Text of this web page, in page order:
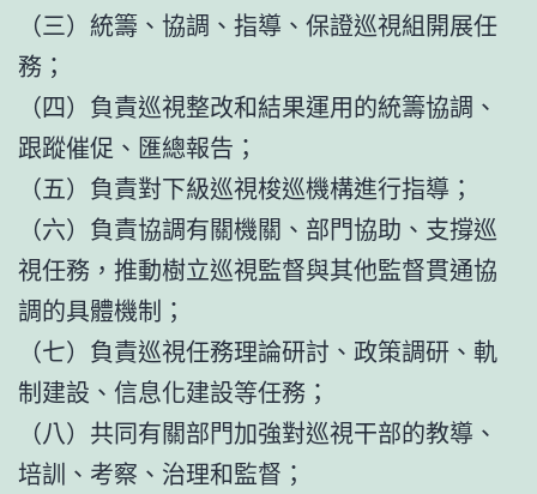
（三）統籌、協調、指導、保證巡視組開展任
務；
（四）負責巡視整改和結果運用的統籌協調、
跟蹤催促、匯總報告；
（五）負責對下級巡視梭巡機構進行指導；
（六）負責協調有關機關、部門協助、支撐巡
視任務，推動樹立巡視監督與其他監督貫通協
調的具體機制；
（七）負責巡視任務理論研討、政策調研、軌
制建設、信息化建設等任務；
（八）共同有關部門加強對巡視干部的教導、
培訓、考察、治理和監督；